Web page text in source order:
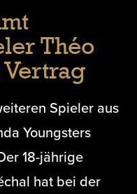
Théo
Spieler aus
Youngsters
18-jährige
hat bei der